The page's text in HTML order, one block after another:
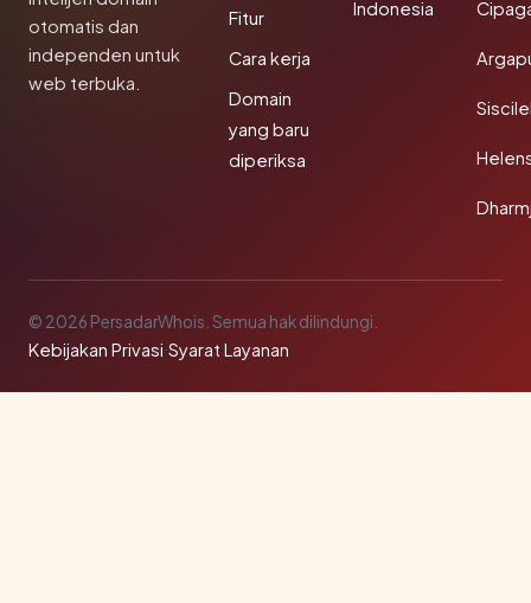
otomatis dan
independen untuk
web terbuka.
Fitur
Cara kerja
Domain
yang baru
diperiksa
Indonesia
© 2026 PersadarWhois. Semua hak dilindungi.
Kebijakan Privasi·Syarat Layanan